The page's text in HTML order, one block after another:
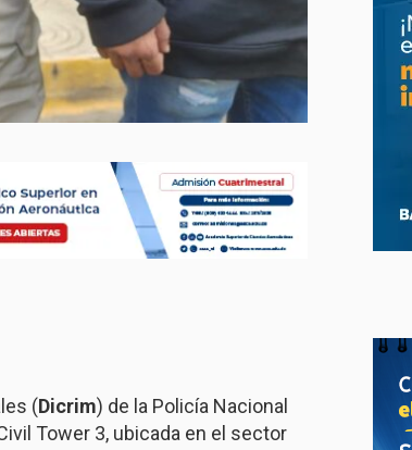
(Dicrim) de la Policía Nacional
Tower 3, ubicada en el sector